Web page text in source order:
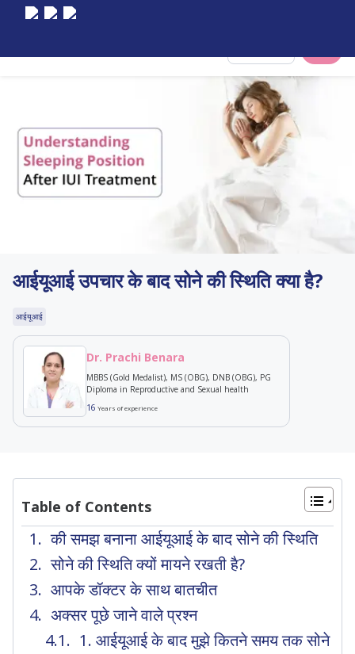
आईयूआई उपचार के बाद सोने की स्थिति क्या है?
आईयूआई
Dr. Prachi Benara
MBBS (Gold Medalist), MS (OBG), DNB (OBG), PG
Diploma in Reproductive and Sexual health
16 Years of experience
Table of Contents
की समझ बनाना आईयूआई के बाद सोने की स्थिति
सोने की स्थिति क्यों मायने रखती है?
आपके डॉक्टर के साथ बातचीत
अक्सर पूछे जाने वाले प्रश्न
1. आईयूआई के बाद मुझे कितने समय तक सोने